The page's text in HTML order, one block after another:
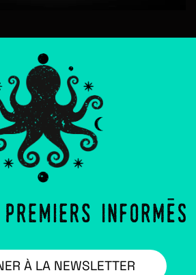
À LA NEWSLETTER